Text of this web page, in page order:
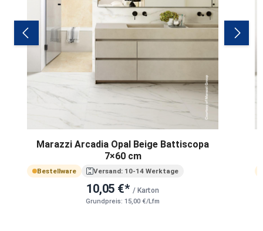
Marazzi Arcadia Opal Beige Battiscopa
7×60 cm
Bestellware Versand: 10-14 Werktage
10,05 €* / Karton
Grundpreis: 15,00 €/Lfm